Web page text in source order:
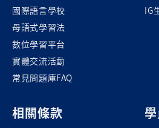
國際語言學校
母語式學習法
數位學習平台
實體交流活動
常見問題庫FAQ
IG
相關條款